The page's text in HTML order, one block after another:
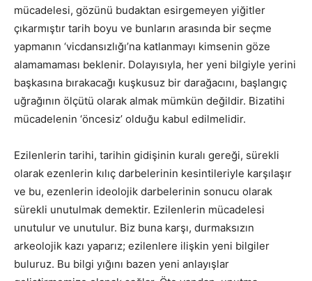
mücadelesi, gözünü budaktan esirgemeyen yiğitler
çıkarmıştır tarih boyu ve bunların arasında bir seçme
yapmanın ‘vicdansızlığı’na katlanmayı kimsenin göze
alamamaması beklenir. Dolayısıyla, her yeni bilgiyle yerini
başkasına bırakacağı kuşkusuz bir darağacını, başlangıç
uğrağının ölçütü olarak almak mümkün değildir. Bizatihi
mücadelenin ‘öncesiz’ olduğu kabul edilmelidir.
Ezilenlerin tarihi, tarihin gidişinin kuralı gereği, sürekli
olarak ezenlerin kılıç darbelerinin kesintileriyle karşılaşır
ve bu, ezenlerin ideolojik darbelerinin sonucu olarak
sürekli unutulmak demektir. Ezilenlerin mücadelesi
unutulur ve unutulur. Biz buna karşı, durmaksızın
arkeolojik kazı yaparız; ezilenlere ilişkin yeni bilgiler
buluruz. Bu bilgi yığını bazen yeni anlayışlar